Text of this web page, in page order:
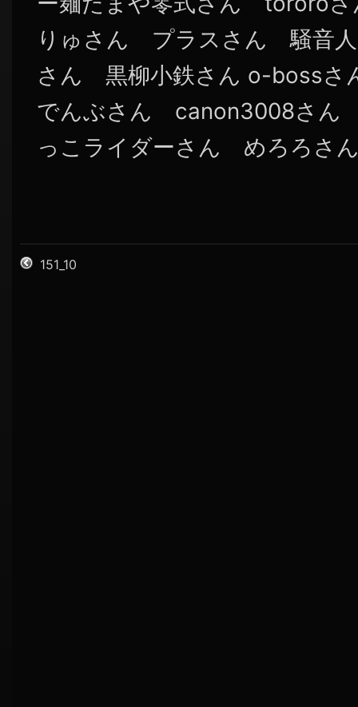
りゅさん プラスさん 騒音
さん 黒柳小鉄さん o-boss
でんぶさん canon3008さん
っこライダーさん めろろさ
151_10